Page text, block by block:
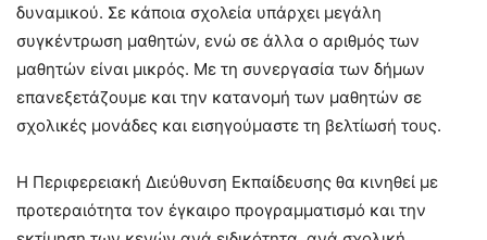
δυναμικού. Σε κάποια σχολεία υπάρχει μεγάλη
συγκέντρωση μαθητών, ενώ σε άλλα ο αριθμός των
μαθητών είναι μικρός. Με τη συνεργασία των δήμων
επανεξετάζουμε και την κατανομή των μαθητών σε
σχολικές μονάδες και εισηγούμαστε τη βελτίωσή τους.
Η Περιφερειακή Διεύθυνση Εκπαίδευσης θα κινηθεί με
προτεραιότητα τον έγκαιρο προγραμματισμό και την